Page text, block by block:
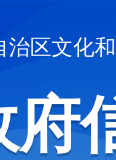
治区文化
府